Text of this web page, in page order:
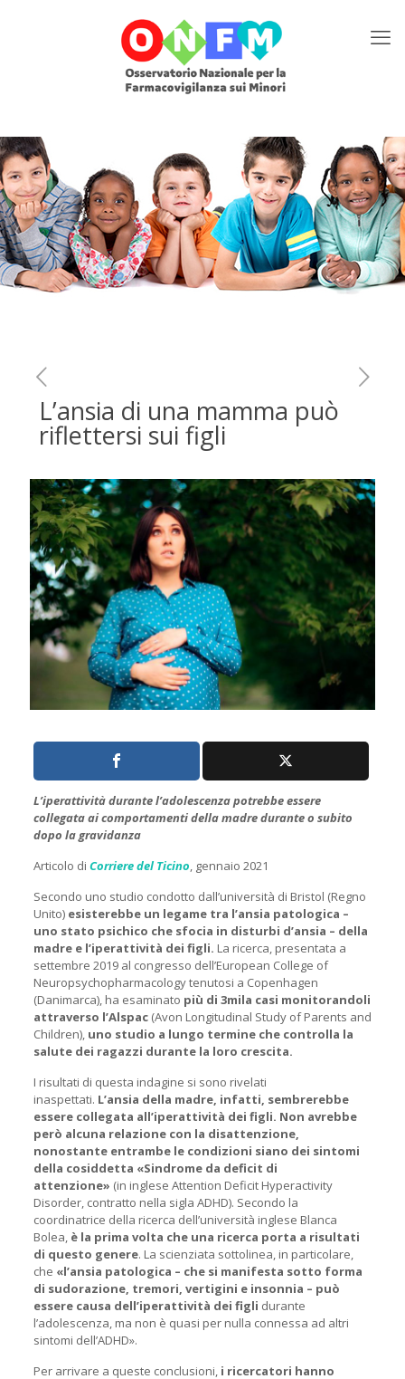
L’ansia di una mamma può
riflettersi sui figli
L’iperattività durante l’adolescenza potrebbe essere
collegata ai comportamenti della madre durante o subito
dopo la gravidanza
Articolo di Corriere del Ticino, gennaio 2021
Secondo uno studio condotto dall’università di Bristol (Regno
Unito) esisterebbe un legame tra l’ansia patologica –
uno stato psichico che sfocia in disturbi d’ansia – della
madre e l’iperattività dei figli. La ricerca, presentata a
settembre 2019 al congresso dell’European College of
Neuropsychopharmacology tenutosi a Copenhagen
(Danimarca), ha esaminato più di 3mila casi monitorandoli
attraverso l’Alspac(Avon Longitudinal Study of Parents and
Children), uno studio a lungo termine che controlla la
salute dei ragazzi durante la loro crescita.
I risultati di questa indagine si sono rivelati
inaspettati. L’ansia della madre, infatti, sembrerebbe
essere collegata all’iperattività dei figli. Non avrebbe
però alcuna relazione con la disattenzione,
nonostante entrambe le condizioni siano dei sintomi
della cosiddetta «Sindrome da deficit di
attenzione» (in inglese Attention Deficit Hyperactivity
Disorder, contratto nella sigla ADHD). Secondo la
coordinatrice della ricerca dell’università inglese Blanca
Bolea,è la prima volta che una ricerca porta a risultati
di questo genere. La scienziata sottolinea, in particolare,
che «l’ansia patologica – che si manifesta sotto forma
di sudorazione, tremori, vertigini e insonnia – può
essere causa dell’iperattività dei figli durante
l’adolescenza, ma non è quasi per nulla connessa ad altri
sintomi dell’ADHD».
Per arrivare a queste conclusioni,i ricercatori hanno